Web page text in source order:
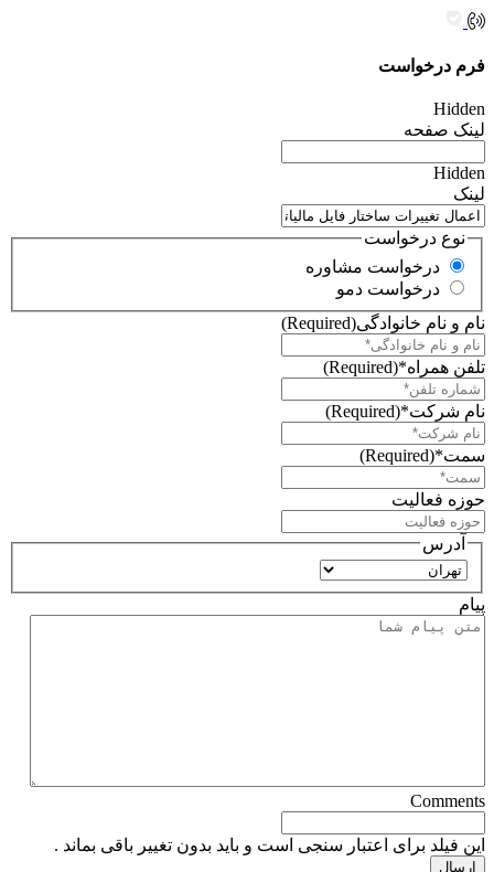
فرم درخواست
Hidden
لینک صفحه
Hidden
لینک
نوع درخواست
درخواست مشاوره
درخواست دمو
نام و نام خانوادگی(Required)
تلفن همراه*(Required)
نام شرکت*(Required)
سمت*(Required)
حوزه فعالیت
آدرس
استان
پیام
Comments
این فیلد برای اعتبار سنجی است و باید بدون تغییر باقی بماند .